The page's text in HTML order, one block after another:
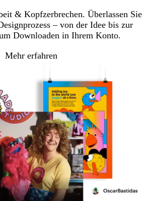
& Kopfzerbrechen. Überlassen Sie
– von der Idee bis zur
Downloaden in Ihrem Konto.
Mehr erfahren